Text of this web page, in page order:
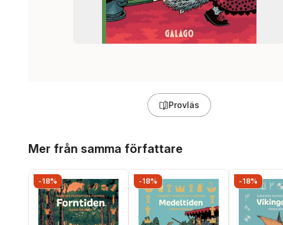
Provläs
Mer från samma författare
-18% -18% -18%